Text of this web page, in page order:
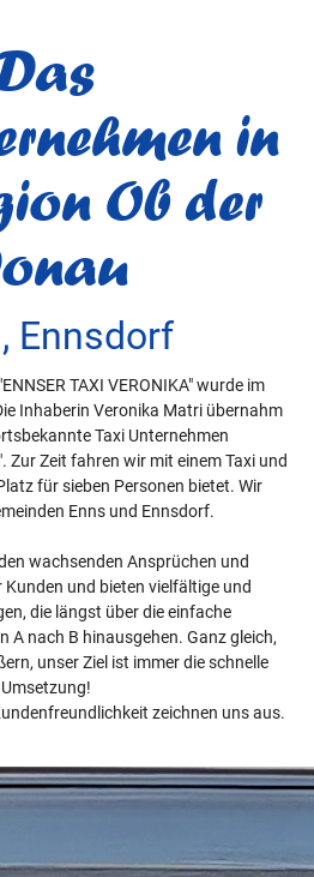
in
Ob der
Ennsdorf
TAXI VERONIKA" wurde im
Inhaberin Veronika Matri übernahm
Taxi Unternehmen
Zur Zeit fahren wir mit einem Taxi und
für sieben Personen bietet. Wir
Enns und Ennsdorf.
wachsenden Ansprüchen und
und bieten vielfältige und
die längst über die einfache
A nach B hinausgehen. Ganz gleich,
unser Ziel ist immer die schnelle
Umsetzung!
zeichnen uns aus.